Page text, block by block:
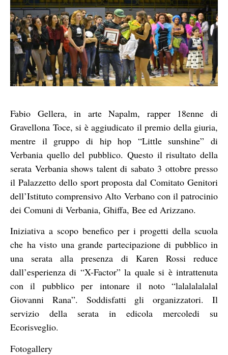
Fabio Gellera, in arte Napalm, rapper 18enne di
Gravellona Toce, si è aggiudicato il premio della giuria,
mentre il gruppo di hip hop “Little sunshine” di
Verbania quello del pubblico. Questo il risultato della
serata Verbania shows talent di sabato 3 ottobre presso
il Palazzetto dello sport proposta dal Comitato Genitori
dell’Istituto comprensivo Alto Verbano con il patrocinio
dei Comuni di Verbania, Ghiffa, Bee ed Arizzano.
Iniziativa a scopo benefico per i progetti della scuola
che ha visto una grande partecipazione di pubblico in
una serata alla presenza di Karen Rossi reduce
dall’esperienza di “X-Factor” la quale si è intrattenuta
con il pubblico per intonare il noto “lalalalalalal
Giovanni Rana”. Soddisfatti gli organizzatori. Il
servizio della serata in edicola mercoledi su
Ecorisveglio.
Fotogallery